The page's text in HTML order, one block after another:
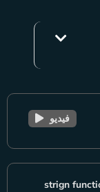
فيديو
strign